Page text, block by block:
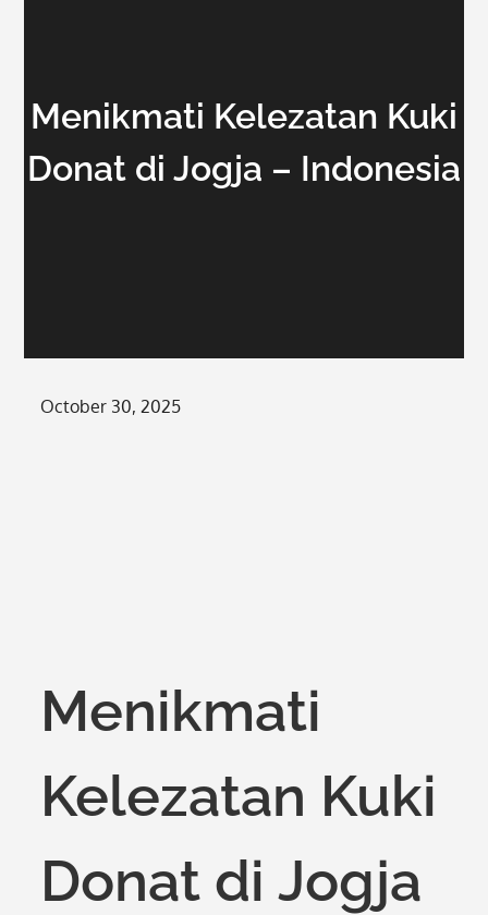
Menikmati Kelezatan Kuki
Donat di Jogja – Indonesia
Posted
October 30, 2025
Menikmati
Kelezatan Kuki
Donat di Jogja